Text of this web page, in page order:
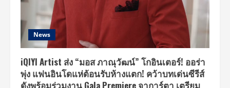
Thunder
2025
News
iQIYI Artist ส่ง “มอส ภาณุวัฒน์” โกอินเตอร์! ออร่า
พุ่ง แฟนอินโดแห่ต้อนรับห้างแตก! คว้าบทเด่นซีรีส์
ดังพร้อมร่วมงาน Gala Premiere จาการ์ตา เตรียม